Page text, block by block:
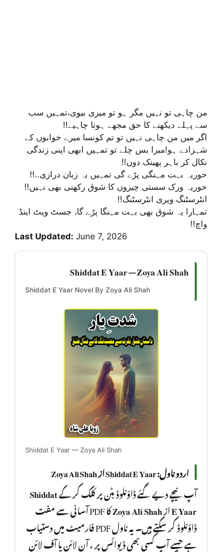
من چاہی تو نہیں مگر ہو تو میری بیوی،تمہیں سب
سے پہلے دیکھنے کا حق مجھے ہونا چاہیے!!
اگر میں من چاہی نہیں تو تم کونسا میرے خوابوں کے
شہزادے ہو!میرا بس چلے تو تمہیں ابھی اپنی زندگی
نکال کر باہر پھینک دوں!!
حوریہ بہت مہنگی پڑے گی تمہیں یہ زبان درازی..!!
حوریہ ورک سستی چیزوں کا شوق رکھتی بھی نہیں!!
انٹرسٹنگ ویری انٹرسٹنگ!!
تمہارا یہ شوق بھی بہت مہنگا پڑے گا، جسٹ ویٹ اینڈ
واچ!!
Last Updated: June 7, 2026
Shiddat E Yaar — Zoya Ali Shah
Shiddat E Yaar Novel By Zoya Ali Shah
Shiddat E Yaar — Zoya Ali Shah
اردو ناول: Shiddat E Yaar از Zoya Ali Shah
آپ نیچے دیے گئے ڈاؤنلوڈ بٹن پر کلک کر کےShiddat
E YaarازZoya Ali Shah
کا PDF آسانی سے مفت
ڈاؤنلوڈ کر سکتے ہیں۔ یہ ناول PDF فارمیٹ میں دستیاب
ہے جسے آپ کسی بھی ڈیوائس پر ، آن لائن یا آف لائن